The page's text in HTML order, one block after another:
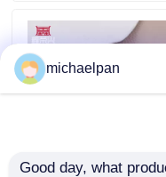
Falsches Leder aus
michaelpan
Good day, what